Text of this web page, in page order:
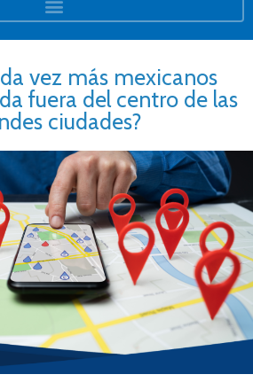
vez más mexicanos
fuera del centro de las
ciudades?